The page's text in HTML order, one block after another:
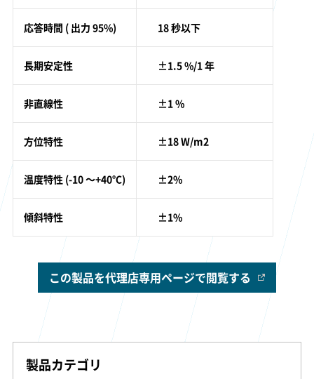
応答時間 ( 出力 95%) 18 秒以下
長期安定性 ±1.5 %/1 年
非直線性 ±1 %
方位特性 ±18 W/m2
温度特性 (-10 ～+40℃) ±2%
傾斜特性 ±1%
この製品を代理店専用ページで閲覧する
製品カテゴリ